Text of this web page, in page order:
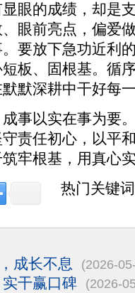
眼的成绩，却是
眼前亮点，偏爱
要放下急功近利
板、固根基。循
默深耕中干好每
以实在事为要
责任初心，以平
牢根基，用真心
热门关键
成长不息 (2026-
干赢口碑 (2026-